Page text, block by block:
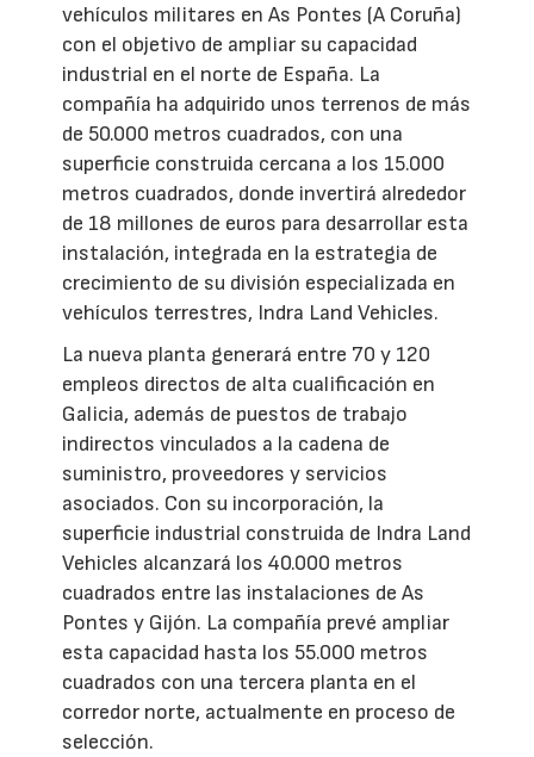
vehículos militares en As Pontes (A Coruña)
con el objetivo de ampliar su capacidad
industrial en el norte de España. La
compañía ha adquirido unos terrenos de más
de 50.000 metros cuadrados, con una
superficie construida cercana a los 15.000
metros cuadrados, donde invertirá alrededor
de 18 millones de euros para desarrollar esta
instalación, integrada en la estrategia de
crecimiento de su división especializada en
vehículos terrestres, Indra Land Vehicles.
La nueva planta generará entre 70 y 120
empleos directos de alta cualificación en
Galicia, además de puestos de trabajo
indirectos vinculados a la cadena de
suministro, proveedores y servicios
asociados. Con su incorporación, la
superficie industrial construida de Indra Land
Vehicles alcanzará los 40.000 metros
cuadrados entre las instalaciones de As
Pontes y Gijón. La compañía prevé ampliar
esta capacidad hasta los 55.000 metros
cuadrados con una tercera planta en el
corredor norte, actualmente en proceso de
selección.